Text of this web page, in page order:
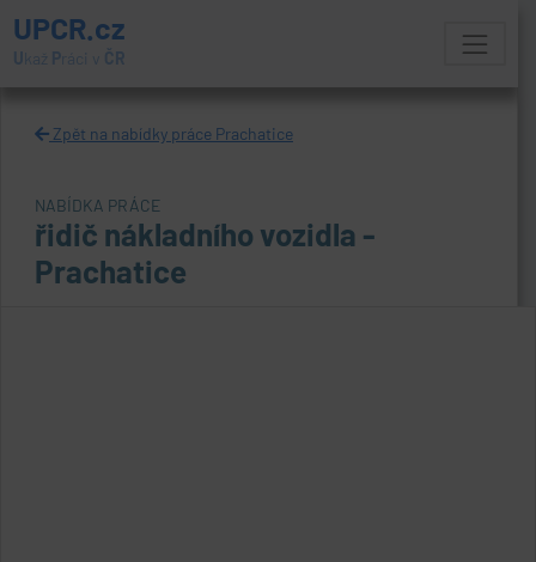
UPCR.cz
U kaž Práci v ČR
Zpět na nabídky práce Prachatice
NABÍDKA PRÁCE
řidič nákladního vozidla -
Prachatice